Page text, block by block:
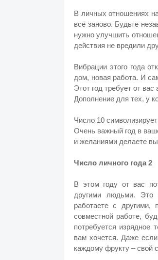
В личных отношениях
всё заново. Будьте
нужно улучшить
действия не вредили
Вибрации этого года
дом, новая работа. И
Этот год требует от
Дополнение для тех, у
Число 10
Очень важный год в
и желаниями делаете
Число личного года 2
В этом году от вас
другими людьми. Это
работаете с другими,
совместной работе,
потребуется изрядное
вам хочется. Даже
каждому фрукту – свой